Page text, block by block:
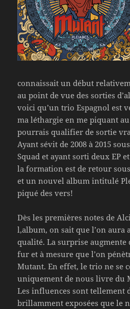
connaissait un début
au point de vue des sorties
voici qu’un trio Espagnol est
ma léthargie en me piquant
pourrais qualifier de sortie
Ayant sévit de 2008 à 2015
Squad et ayant sorti deux EP
la formation est de retour
et un nouvel album intitulé
piqué des vers!
Dès les premières notes de
l,album, on sait que l’on aura
qualité. La surprise augmente
fur et à mesure que l’on
Mutant. En effet, le trio ne se
uniquement de nous livre du
Les influences sont tellement
brillamment exposées que le